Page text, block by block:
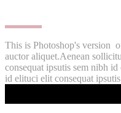
This is Photoshop's version
auctor aliquet.Aenean
consequat ipsutis sem nibh
id elituci elit consequat